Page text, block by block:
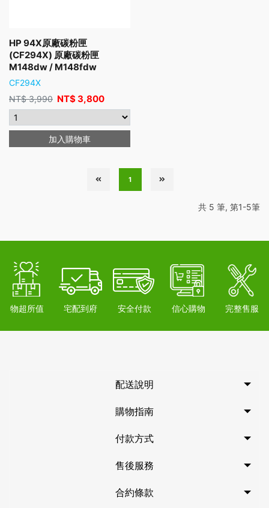
HP 94X原廠碳粉匣
(CF294X) 原廠碳粉匣
M148dw / M148fdw
CF294X
NT$3,990 NT$3,800
加入購物車
1
共 5 筆, 第1-5筆
物超所值 宅配到府 安全付款 信心購物 完整售服
配送說明
購物指南
付款方式
售後服務
合約條款